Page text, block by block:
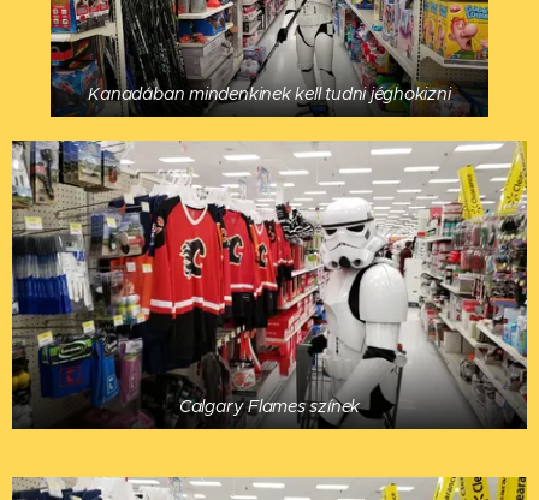
Kanadában mindenkinek kell tudni jéghokizni
Calgary Flames színek